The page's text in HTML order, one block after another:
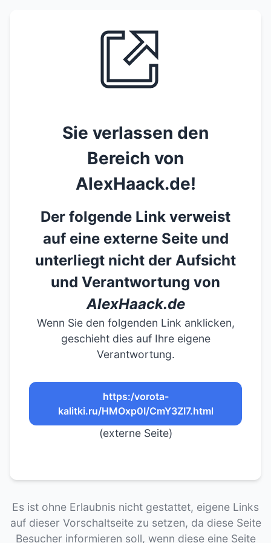
Sie verlassen den
Bereich von
AlexHaack.de!
Der folgende Link verweist
auf eine externe Seite und
unterliegt nicht der Aufsicht
und Verantwortung von
AlexHaack.de
Wenn Sie den folgenden Link anklicken,
geschieht dies auf Ihre eigene
Verantwortung.
https:/vorota-
kalitki.ru/HMOxp0I/CmY3ZI7.html
(externe Seite)
Es ist ohne Erlaubnis nicht gestattet, eigene Links
auf dieser Vorschaltseite zu setzen, da diese Seite
Besucher informieren soll, wenn diese eine Seite